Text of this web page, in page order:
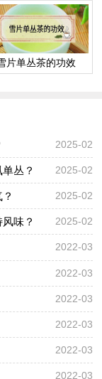
片单丛茶的功效
2025-02
丛？ 2025-02
2025-02
味？ 2025-02
2022-03
2022-03
2022-03
2022-03
2022-03
2022-03